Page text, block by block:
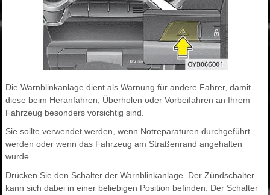
Die Warnblinkanlage dient als Warnung für andere Fahrer, damit
diese beim Heranfahren, Überholen oder Vorbeifahren an Ihrem
Fahrzeug besonders vorsichtig sind.
Sie sollte verwendet werden, wenn Notreparaturen durchgeführt
werden oder wenn das Fahrzeug am Straßenrand angehalten
wurde.
Drücken Sie den Schalter der Warnblinkanlage. Der Zündschalter
kann sich dabei in einer beliebigen Position befinden. Der Schalter